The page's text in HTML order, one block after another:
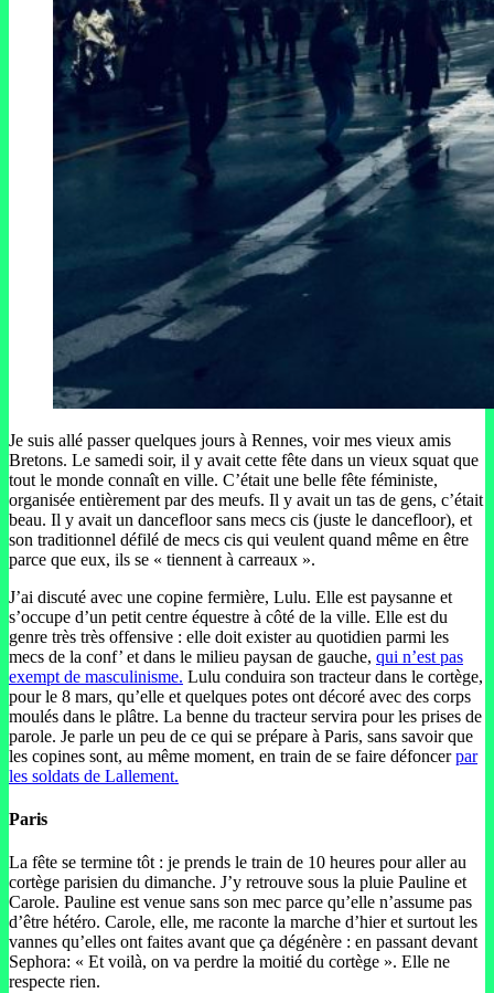
Je suis allé passer quelques jours à Rennes, voir mes vieux amis
Bretons. Le samedi soir, il y avait cette fête dans un vieux squat que
tout le monde connaît en ville. C’était une belle fête féministe,
organisée entièrement par des meufs. Il y avait un tas de gens, c’était
beau. Il y avait un dancefloor sans mecs cis (juste le dancefloor), et
son traditionnel défilé de mecs cis qui veulent quand même en être
parce que eux, ils se « tiennent à carreaux ».
J’ai discuté avec une copine fermière, Lulu. Elle est paysanne et
s’occupe d’un petit centre équestre à côté de la ville. Elle est du
genre très très offensive : elle doit exister au quotidien parmi les
mecs de la conf’ et dans le milieu paysan de gauche, qui n’est pas
exempt de masculinisme. Lulu conduira son tracteur dans le cortège,
pour le 8 mars, qu’elle et quelques potes ont décoré avec des corps
moulés dans le plâtre. La benne du tracteur servira pour les prises de
parole. Je parle un peu de ce qui se prépare à Paris, sans savoir que
les copines sont, au même moment, en train de se faire défoncerpar
les soldats de Lallement.
Paris
La fête se termine tôt : je prends le train de 10 heures pour aller au
cortège parisien du dimanche. J’y retrouve sous la pluie Pauline et
Carole. Pauline est venue sans son mec parce qu’elle n’assume pas
d’être hétéro. Carole, elle, me raconte la marche d’hier et surtout les
vannes qu’elles ont faites avant que ça dégénère : en passant devant
Sephora: « Et voilà, on va perdre la moitié du cortège ». Elle ne
respecte rien.